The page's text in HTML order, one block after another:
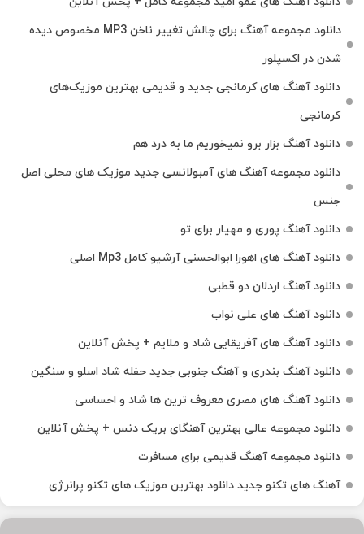
دانلود مجموعه آهنگ برای چالش تغییر ناخن MP3 مخصوص دیده
شدن در اکسپلور
دانلود آهنگ‌ های کرمانجی جدید و قدیمی بهترین موزیک‌های
کرمانجی
دانلود آهنگ بزار برو نمیخوریم ما به درد هم
دانلود مجموعه آهنگ های آمبولانسی جدید موزیک های محلی اصل
جنس
دانلود آهنگ پوری و مهیار برای تو
دانلود آهنگ های اهورا ابوالحسنی آرشیو کامل Mp3 اصلی
دانلود آهنگ اردلان دو قطبی
دانلود آهنگ های علی نواب
دانلود آهنگ های آفریقایی شاد و ملایم + پخش آنلاین
دانلود آهنگ بندری و آهنگ جنوبی جدید حفله شاد اسلو و سنگین
دانلود آهنگ های مصری معروف ترین ها شاد و احساسی
دانلود مجموعه عالی بهترین آهنگای بریک دنس + پخش آنلاین
دانلود مجموعه آهنگ قدیمی برای مسافرت
آهنگ های تکنو جدید دانلود بهترین موزیک های تکنو پرانرژی